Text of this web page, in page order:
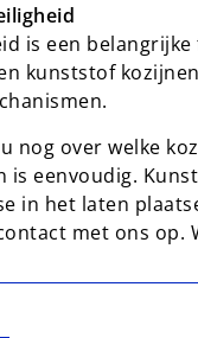
is een
kunststof
nog over welke
is eenvoudig.
in het laten
met ons op.